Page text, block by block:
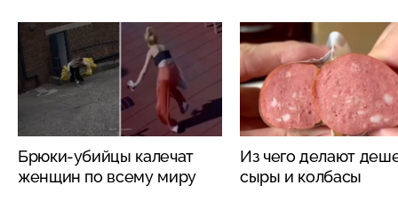
Брюки-убийцы калечат
женщин по всему миру
Из чего делают
сыры и колбасы